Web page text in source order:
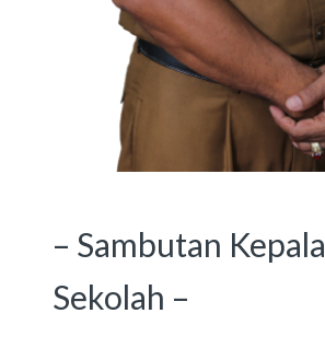
– Sambutan Kepala
Sekolah –